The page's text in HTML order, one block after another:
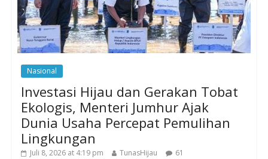
Nasional
Investasi Hijau dan Gerakan Tobat
Ekologis, Menteri Jumhur Ajak
Dunia Usaha Percepat Pemulihan
Lingkungan
Juli 8, 2026 at 4:19 pm TunasHijau 61